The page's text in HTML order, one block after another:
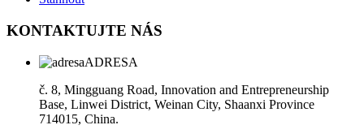
KONTAKTUJTE NÁS
ADRESA
č. 8, Mingguang Road, Innovation and Entrepreneurship
Base, Linwei District, Weinan City, Shaanxi Province
714015, China.